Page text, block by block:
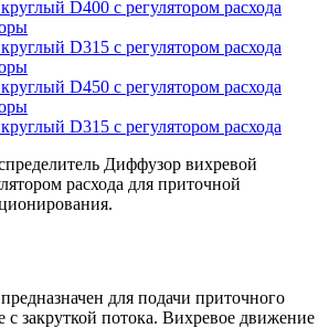
D400 с регулятором расхода
D315 с регулятором расхода
D450 с регулятором расхода
D315 с регулятором расхода
Диффузор вихревой
расхода для приточной
для подачи приточного
с закруткой потока. Вихревое движение